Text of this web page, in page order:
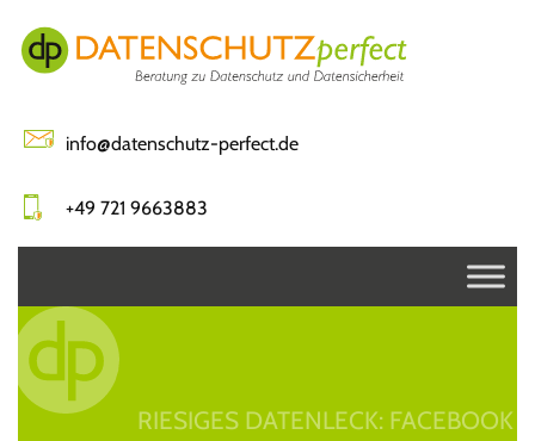
content
info@datenschutz-perfect.de
+49 721 9663883
RIESIGES DATENLECK: FACEBOOK